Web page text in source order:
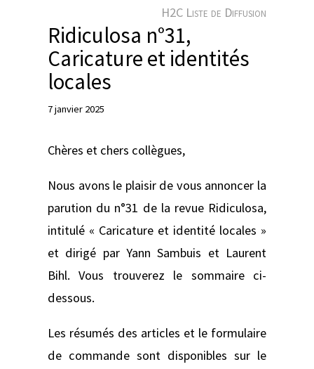
H2C Liste de Diffusion
Ridiculosa n°31,
Caricature et identités
locales
7 janvier 2025
Chères et chers collègues,
Nous avons le plaisir de vous annoncer la
parution du n°31 de la revue Ridiculosa,
intitulé « Caricature et identité locales »
et dirigé par Yann Sambuis et Laurent
Bihl. Vous trouverez le sommaire ci-
dessous.
Les résumés des articles et le formulaire
de commande sont disponibles sur le